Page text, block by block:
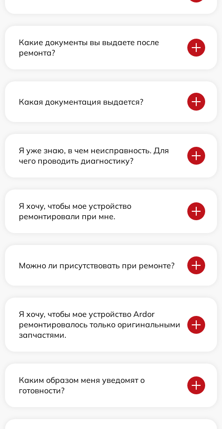
Какие документы вы выдаете после
ремонта?
Какая документация выдается?
Я уже знаю, в чем неисправность. Для
чего проводить диагностику?
Я хочу, чтобы мое устройство
ремонтировали при мне.
Можно ли присутствовать при ремонте?
Я хочу, чтобы мое устройство Ardor
ремонтировалось только оригинальными
запчастями.
Каким образом меня уведомят о
готовности?